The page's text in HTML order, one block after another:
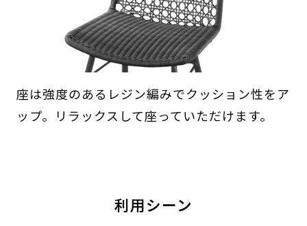
座は強度のあるレジン編みでクッション性をア
ップ。リラックスして座っていただけます。
利用シーン